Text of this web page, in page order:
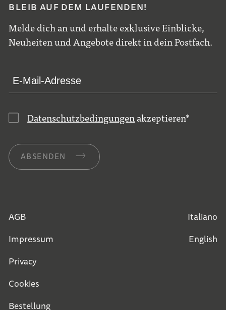
BLEIB AUF DEM LAUFENDEN!
Melde dich an und erhalte exklusive Einblicke,
Neuheiten und Angebote direkt in dein Postfach.
Datenschutzbedingungen akzeptieren*
ABSENDEN
AGB
Impressum
Privacy
Cookies
Bestellung
Italiano
English